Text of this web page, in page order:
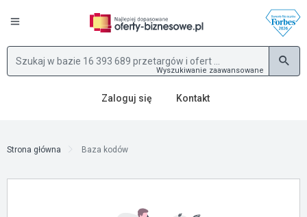
Wyszukiwanie zaawansowane
Zaloguj się Kontakt
Strona główna Baza kodów